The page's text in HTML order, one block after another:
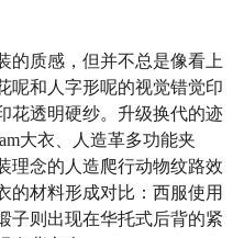
的质感，但并不总是像看上
呢和人字形呢的视觉错觉印
花透明硬纱。升级换代的迹
大衣、人造革多功能夹
理念的人造爬行动物纹路效
的材料形成对比：西服使用
子则出现在华托式后背的紧